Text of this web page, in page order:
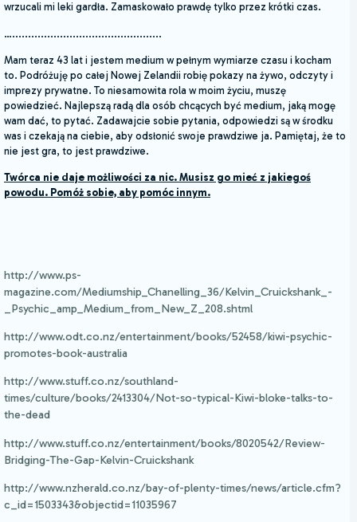
wrzucali mi leki gardła. Zamaskowało prawdę tylko przez krótki czas.
…...............................................
Mam teraz 43 lat i jestem medium w pełnym wymiarze czasu i kocham
to. Podróżuję po całej Nowej Zelandii robię pokazy na żywo, odczyty i
imprezy prywatne. To niesamowita rola w moim życiu, muszę
powiedzieć. Najlepszą radą dla osób chcących być medium, jaką mogę
wam dać, to pytać. Zadawajcie sobie pytania, odpowiedzi są w środku
was i czekają na ciebie, aby odsłonić swoje prawdziwe ja. Pamiętaj, że to
nie jest gra, to jest prawdziwe.
Twórca nie daje możliwości za nic. Musisz go mieć z jakiegoś
powodu. Pomóż sobie, aby pomóc innym.
http://www.ps-
magazine.com/Mediumship_Chanelling_36/Kelvin_Cruickshank_-
_Psychic_amp_Medium_from_New_Z_208.shtml
http://www.odt.co.nz/entertainment/books/52458/kiwi-psychic-
promotes-book-australia
http://www.stuff.co.nz/southland-
times/culture/books/2413304/Not-so-typical-Kiwi-bloke-talks-to-
the-dead
http://www.stuff.co.nz/entertainment/books/8020542/Review-
Bridging-The-Gap-Kelvin-Cruickshank
http://www.nzherald.co.nz/bay-of-plenty-times/news/article.cfm?
c_id=1503343&objectid=11035967